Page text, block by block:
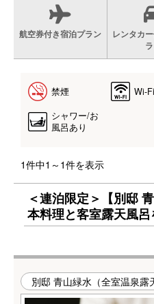
航空券付き宿泊プラン
レンタカ
禁煙 Wi-
シャワー/お
風呂あり
1件中1～1件を表示
＜連泊限定＞【別邸
本料理と客室露天風
別邸 青山緑水（全室温泉露